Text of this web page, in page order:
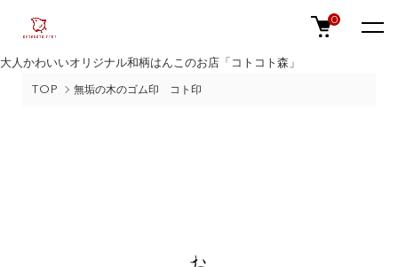
大人かわいいオリジナル和柄はんこのお店「コトコト森」
0
TOP 無垢の木のゴム印 コト印